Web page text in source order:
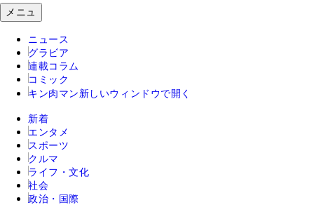
メニュ
ニュース
グラビア
連載コラム
コミック
キン肉マン 新しいウィンドウで開く
新着
エンタメ
スポーツ
クルマ
ライフ・文化
社会
政治・国際